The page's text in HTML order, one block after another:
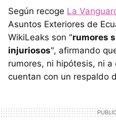
Según recoge La
Asuntos Exteriores de
WikiLeaks son "rumores
injuriosos", afirmando
rumores, ni hipótesis, ni
cuentan con un respaldo